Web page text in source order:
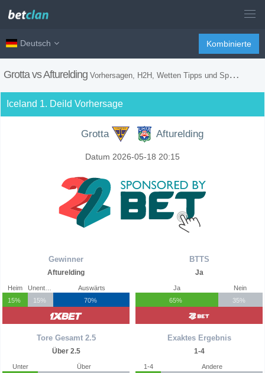
Deutsch Kombinierte
Grotta vs Afturelding Vorhersagen, H2H, Wetten Tipps und Spiel Vorschau
Iceland 1. Deild Vorhersage
Grotta Afturelding
Datum 2026-05-18 20:15
Gewinner
Afturelding
Heim
15%
15%
Auswärts
70%
Tore Gesamt 2.5
Über 2.5
Unter
Über
BTTS
Ja
Ja
65%
Nein
35%
Exaktes Ergebnis
1-4
1-4
Andere